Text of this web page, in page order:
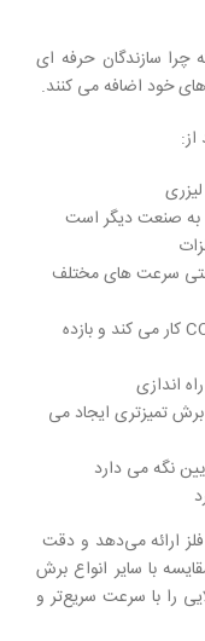
چرا سازندگان حرفه ای
های خود اضافه می کنند.
به صنعت دیگر است
حتی سرعت های مختلف
با سرعت بیشتری نسبت به لیزرهای CO2 کار می کند و بازده
اندازی
برش تمیزتری ایجاد می
نگه می دارد
ارائه می‌دهد و دقت
با سایر انواع برش
را با سرعت سریع‌تر و